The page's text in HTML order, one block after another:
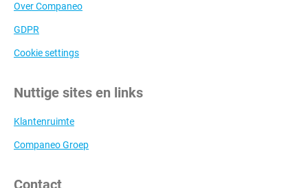
Over Companeo
GDPR
Cookie settings
Nuttige sites en links
Klantenruimte
Companeo Groep